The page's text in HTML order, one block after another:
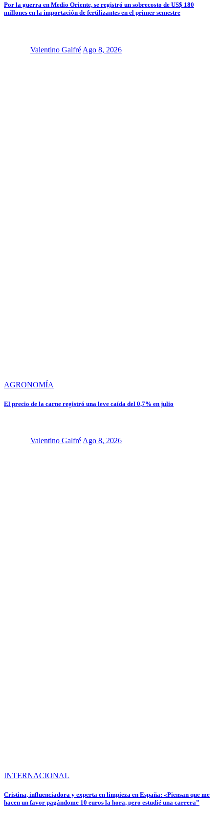
Por la guerra en Medio Oriente, se registró un sobrecosto de US$ 180
millones en la importación de fertilizantes en el primer semestre
Valentino Galfré Ago 8, 2026
AGRONOMÍA
El precio de la carne registró una leve caída del 0,7% en julio
Valentino Galfré Ago 8, 2026
INTERNACIONAL
Cristina, influenciadora y experta en limpieza en España: «Piensan que me
hacen un favor pagándome 10 euros la hora, pero estudié una carrera”